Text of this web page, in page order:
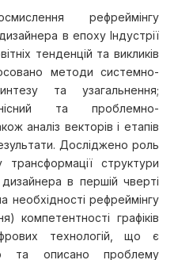
рефреймінгу
в епоху Індустрії
тенденцій та викликів
методи системно-
та узагальнення;
та проблемно-
аналіз векторів і етапів
Досліджено роль
трансформації структури
в першій чверті
необхідності рефреймінгу
компетентності графіків
технологій, що є
та описано проблему